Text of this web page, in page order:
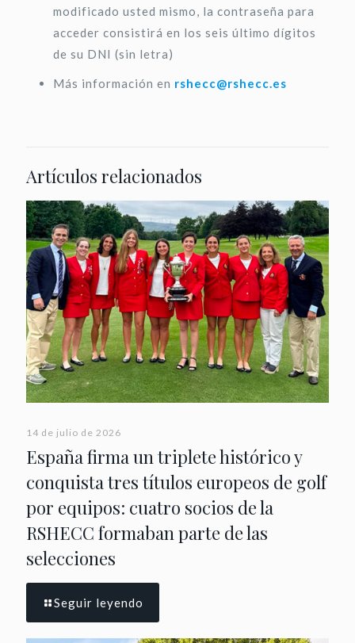
modificado usted mismo, la contraseña para
acceder consistirá en los seis último dígitos
de su DNI (sin letra)
Más información en rshecc@rshecc.es
Artículos relacionados
14 de julio de 2026
España firma un triplete histórico y
conquista tres títulos europeos de golf
por equipos: cuatro socios de la
RSHECC formaban parte de las
selecciones
Seguir leyendo